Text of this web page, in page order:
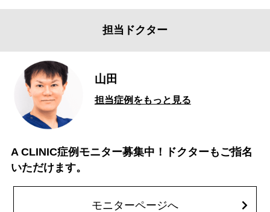
担当ドクター
山田
担当症例をもっと見る
A CLINIC症例モニター募集中！ドクターもご指名
いただけます。
モニターページへ